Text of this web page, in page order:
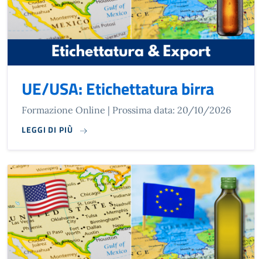
UE/USA: Etichettatura birra
Formazione Online | Prossima data: 20/10/2026
LEGGI DI PIÙ